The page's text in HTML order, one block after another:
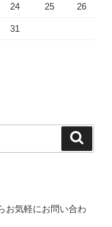
24 25 26
31
お気軽にお問い合わ